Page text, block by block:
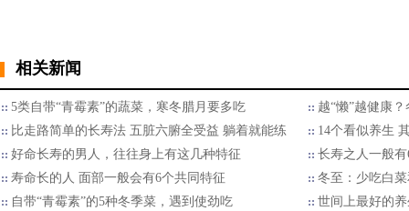
相关新闻
5类自带“青霉素”的蔬菜，寒冬腊月要多吃
越“懒”越健康
比走路简单的长寿法 五脏六腑全受益 躺着就能练
14个看似养生
好命长寿的男人，往往身上有这几种特征
长寿之人一般
寿命长的人 面部一般会有6个共同特征
冬至：少吃白
自带“青霉素”的5种冬季菜，遇到使劲吃
世间上最好的